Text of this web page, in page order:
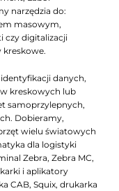
narzędzia do:
masowym,
czy digitalizacji
kreskowe.
danych,
kreskowych lub
samoprzylepnych,
Dobieramy,
wielu światowych
dla logistyki
Zebra, Zebra MC,
i aplikatory
CAB, Squix, drukarka